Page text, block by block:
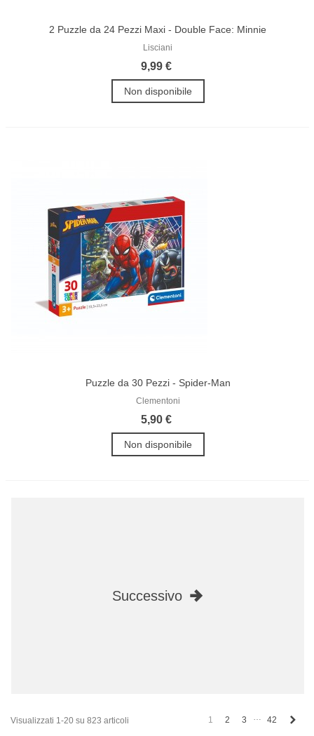
2 Puzzle da 24 Pezzi Maxi - Double Face: Minnie
Lisciani
9,99 €
Non disponibile
Puzzle da 30 Pezzi - Spider-Man
Clementoni
5,90 €
Non disponibile
Successivo
Visualizzati 1-20 su 823 articoli 1 2 3 … 42